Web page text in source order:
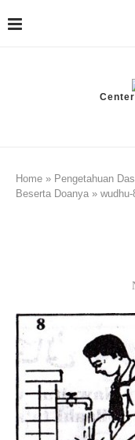
Home » Pengetahuan
Beserta Doanya » wudhu-